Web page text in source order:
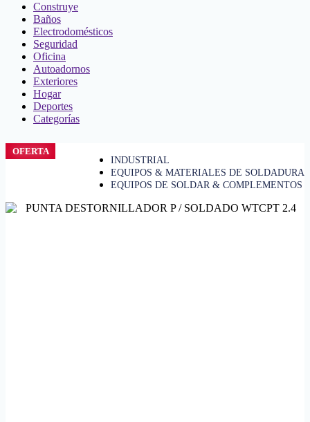
Construye
Baños
Electrodomésticos
Seguridad
Oficina
Autoadornos
Exteriores
Hogar
Deportes
Categorías
INDUSTRIAL
EQUIPOS & MATERIALES DE SOLDADURA
EQUIPOS DE SOLDAR & COMPLEMENTOS
OFERTA